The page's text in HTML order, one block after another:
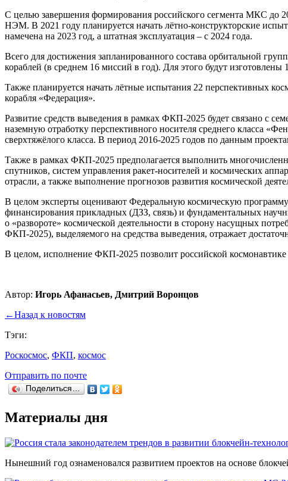
С целью завершения формирования российского сегмента МКС до
НЭМ. В 2021 году планируется начать лётно-конструкторские
намечена на 2023 год, а штатная эксплуатация – с 2024 года.
Всего для достижения запланированного состава орбитальной
кораблей (в среднем 16 миссий в год). Для этого будут
Также планируется начать лётные испытания 22 перспективных
корабля «Федерация».
Развитие средств выведения в рамках ФКП-2025 будет связано с
наземную отработку перспективного носителя среднего класса
сверхтяжёлого класса. В период 2016-2025 годов по данным
Также в рамках ФКП-2025 предполагается выполнить
спутников, систем управления ракет-носителей и космических
отрасли, а также выполнение прогнозов развития космической
В целом эксперты оценивают Федеральную космическую
финансирования прикладных (ДЗЗ, связь) и фундаментальных
о «развороте» космической деятельности в сторону насущных
ФКП-2025), выделяемого на средства выведения, отражает
В целом, исполнение ФКП-2025 позволит российской
Автор: Игорь Афанасьев, Дмитрий Воронцов
←Назад к новостям
Тэги:
Роскосмос, ФКП, космос
Отправить по почте
Поделиться…
Материалы дня
Нынешний год ознаменовался развитием проектов на основе